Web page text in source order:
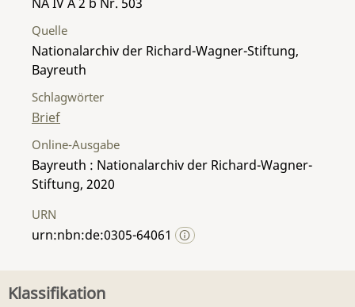
Quelle
Nationalarchiv der Richard-Wagner-Stiftung,
Bayreuth
Schlagwörter
Brief
Online-Ausgabe
Bayreuth : Nationalarchiv der Richard-Wagner-
Stiftung, 2020
URN
urn:nbn:de:0305-64061
Klassifikation